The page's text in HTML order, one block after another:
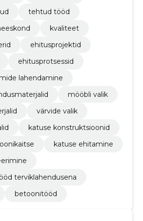
tehtud tööd
kvaliteet
ehitusprojektid
ehitusprotsessid
lahendamine
mööbli valik
värvide valik
katuse konstruktsioonid
katuse ehitamine
terviklahendusena
betoonitööd